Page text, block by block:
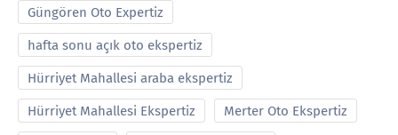
Güngören Oto Expertiz
hafta sonu açık oto ekspertiz
Hürriyet Mahallesi araba ekspertiz
Hürriyet Mahallesi Ekspertiz Merter Oto Ekspertiz